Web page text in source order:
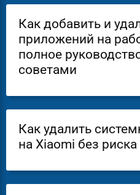
Как добавить и
приложений на
полное
советами
Как удалить
на Xiaomi без